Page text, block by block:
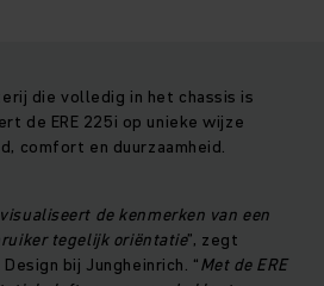
die volledig in het chassis is
de ERE 225i op unieke wijze
comfort en duurzaamheid.
de kenmerken van een
tegelijk oriëntatie”, zegt
bij Jungheinrich. “Met de ERE